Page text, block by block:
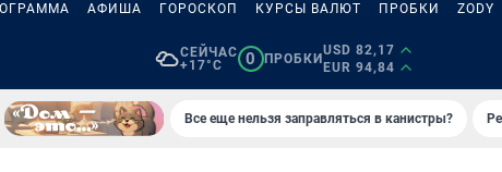
АФИША ГОРОСКОП КУРСЫ ВАЛЮТ ПРОБКИ ZODY
СЕЙЧАС
+17°C
0 ПРОБКИ
USD 82,17
EUR 94,84
Все еще нельзя заправляться в канистры?